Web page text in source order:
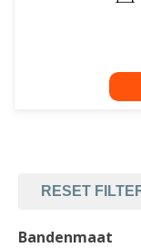
RESET
Bandenmaat